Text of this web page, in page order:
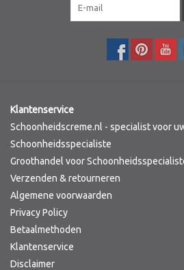
Fusion Meso
PCA SKINCARE
Ekseption Skincare
Blog
Klantenservice
Schoonheidscreme.nl - specialist voor
Schoonheidsspecialiste
Groothandel voor
Verzenden & retourneren
Algemene voorwaarden
Privacy Policy
Betaalmethoden
Klantenservice
Disclaimer